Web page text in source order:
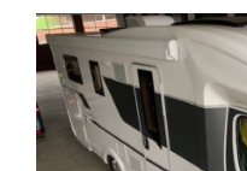
‘Teleco
Ultra
Comfort ‘
airco